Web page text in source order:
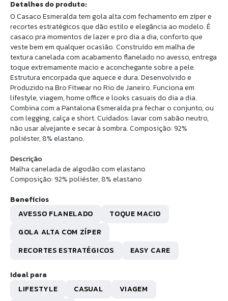
Detalhes do produto:
O Casaco Esmeralda tem gola alta com fechamento em zíper e
recortes estratégicos que dão estilo e elegância ao modelo. É
casaco pra momentos de lazer e pro dia a dia, conforto que
veste bem em qualquer ocasião. Construído em malha de
textura canelada com acabamento flanelado no avesso, entrega
toque extremamente macio e aconchegante sobre a pele.
Estrutura encorpada que aquece e dura. Desenvolvido e
Produzido na Bro Fitwear no Rio de Janeiro. Funciona em
lifestyle, viagem, home office e looks casuais do dia a dia.
Combina com a Pantalona Esmeralda pra fechar o conjunto, ou
com legging, calça e short. Cuidados: lavar com sabão neutro,
não usar alvejante e secar à sombra. Composição: 92%
poliéster, 8% elastano.
Descrição
Malha canelada de algodão com elastano
Composição: 92% poliéster, 8% elastano
Benefícios
AVESSO FLANELADO
TOQUE MACIO
GOLA ALTA COM ZÍPER
RECORTES ESTRATÉGICOS
EASY CARE
Ideal para
LIFESTYLE
CASUAL
VIAGEM